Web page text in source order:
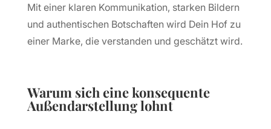
Mit einer klaren Kommunikation, starken Bildern
und authentischen Botschaften wird Dein Hof zu
einer Marke, die verstanden und geschätzt wird.
Warum sich eine konsequente
Außendarstellung lohnt